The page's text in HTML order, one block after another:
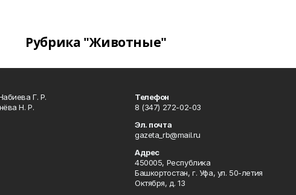
Рубрика "Животные"
Г. Р.
Н. Р.
Телефон
8 (347) 272-02-03
Эл. почта
gazeta_rb@mail.ru
Адрес
450005, Республика
Башкортостан, г. Уфа, ул. 50-летия
Октября, д. 13